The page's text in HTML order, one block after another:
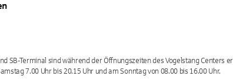
SB-Terminal sind während der Öffnungszeiten des Vogelstang Centers
7.00 Uhr bis 20.15 Uhr und am Sonntag von 08.00 bis 16.00 Uhr.